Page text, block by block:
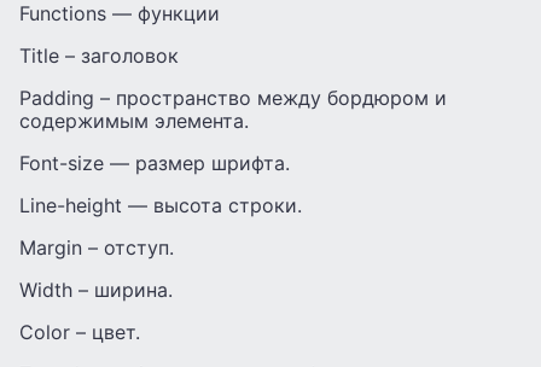
Functions — функции
Title – заголовок
Padding – пространство между бордюром и
содержимым элемента.
Font-size — размер шрифта.
Line-height — высота строки.
Margin – отступ.
Width – ширина.
Color – цвет.